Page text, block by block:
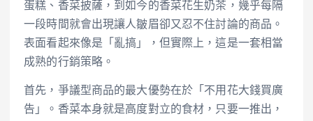
蛋糕、香菜披薩，到如今的香菜花生奶茶，幾乎每隔
一段時間就會出現讓人皺眉卻又忍不住討論的商品。
表面看起來像是「亂搞」，但實際上，這是一套相當
成熟的行銷策略。
首先，爭議型商品的最大優勢在於「不用花大錢買廣
告」。香菜本身就是高度對立的食材，只要一推出，